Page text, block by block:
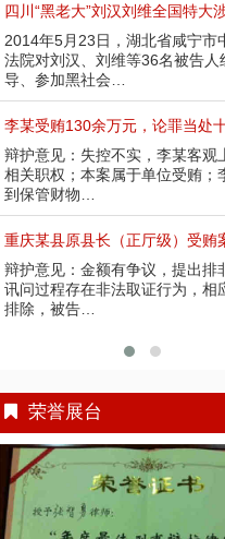
四川“黑老大”刘汉刘维全国特大
2014年5月23日，湖北省咸宁市
法院对刘汉、刘维等36名被告人
导、参加黑社会…
李某受贿130余万元，论罪当处
辩护意见：失控不实，李某客观
相关职权；本案属于单位受贿；
到保管财物…
重庆某县原县长（正厅级）受贿
辩护意见：金额有争议，提出排
讯问过程存在非法取证行为，相
排除，被告…
荣誉展台